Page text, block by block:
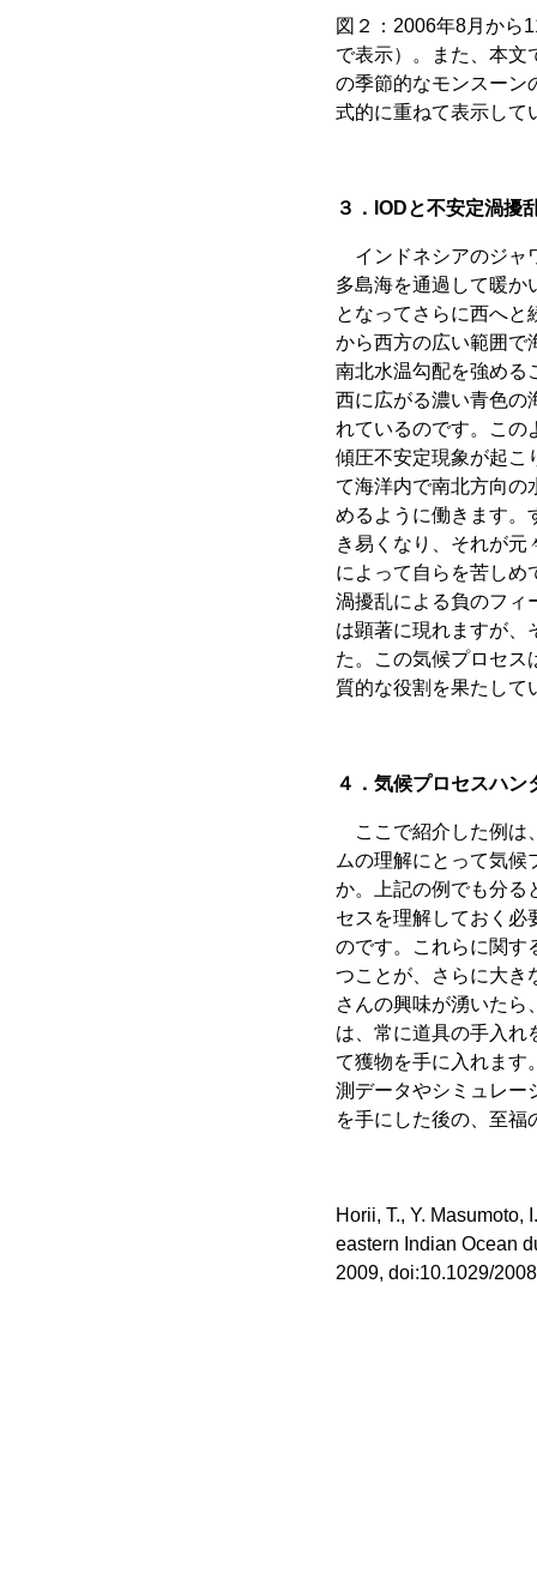
図２：2006年8月から
で表示）。また、本文
の季節的なモンスーン
式的に重ねて表示して
３．IODと不安定渦擾
インドネシアのジャ
多島海を通過して暖か
となってさらに西へと
から西方の広い範囲で
南北水温勾配を強める
西に広がる濃い青色の
れているのです。この
傾圧不安定現象が起こ
て海洋内で南北方向の
めるように働きます。
き易くなり、それが元
によって自らを苦しめ
渦擾乱による負のフィ
は顕著に現れますが、
た。この気候プロセス
質的な役割を果たして
４．気候プロセスハン
ここで紹介した例は
ムの理解にとって気
か。上記の例でも分る
セスを理解しておく必
のです。これらに関す
つことが、さらに大き
さんの興味が湧いたら
は、常に道具の手入れ
て獲物を手に入れます
測データやシミュレー
を手にした後の、至福
Horii, T., Y.
eastern Indian Ocean
2009, doi:10.1029/